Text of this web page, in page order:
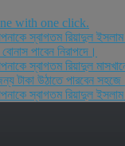
with one click.
স্বাগতম রিয়াদুল ইসলাম
পাবেন নিরাপদে।
স্বাগতম রিয়াদুল
টাকা উঠাতে পারবেন
স্বাগতম রিয়াদুল